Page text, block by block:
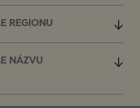
REGIONU
NÁZVU